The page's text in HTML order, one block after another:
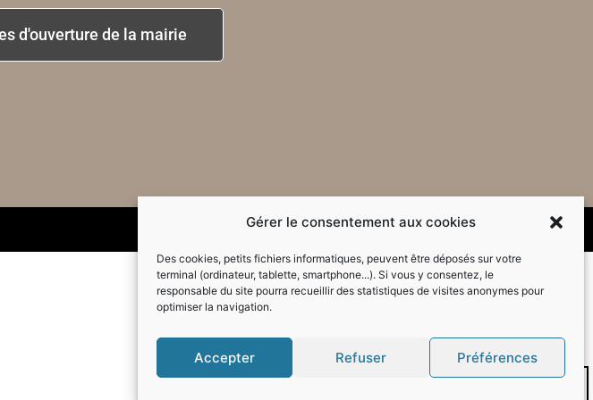
Gérer le consentement aux cookies
Des cookies, petits fichiers informatiques, peuvent être déposés sur votre
terminal (ordinateur, tablette, smartphone...). Si vous y consentez, le
responsable du site pourra recueillir des statistiques de visites anonymes pour
optimiser la navigation.
Accepter Refuser Préférences
d'ouverture de la mairie